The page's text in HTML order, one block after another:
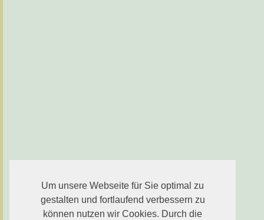
Um unsere Webseite für Sie optimal zu
gestalten und fortlaufend verbessern zu
können nutzen wir Cookies. Durch die